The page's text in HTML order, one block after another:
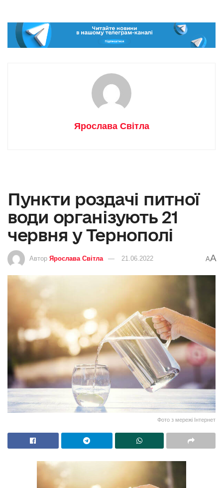
Ярослава Світла
Пункти роздачі питної
води організують 21
червня у Тернополі
Автор Ярослава Світла 21.06.2022 AA
Фото з мережі Інтернет